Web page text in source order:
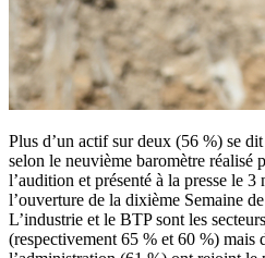
Plus d’un actif sur deux (56 %) se
selon le neuvième baromètre réalisé
l’audition et présenté à la presse le 3
l’ouverture de la dixième Semaine
L’industrie et le BTP sont les
(respectivement 65 % et 60 %) mais